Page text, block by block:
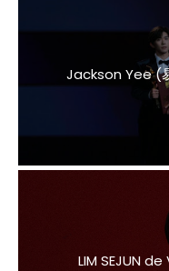
Jackson Yee (
LIM SEJUN